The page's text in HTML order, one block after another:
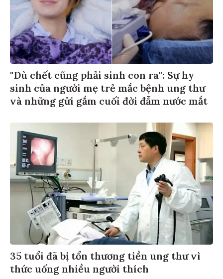
"Dù chết cũng phải sinh con ra": Sự hy
sinh của người mẹ trẻ mắc bệnh ung thư
và những gửi gắm cuối đời đẫm nước mắt
35 tuổi đã bị tổn thương tiền ung thư vì
thức uống nhiều người thích